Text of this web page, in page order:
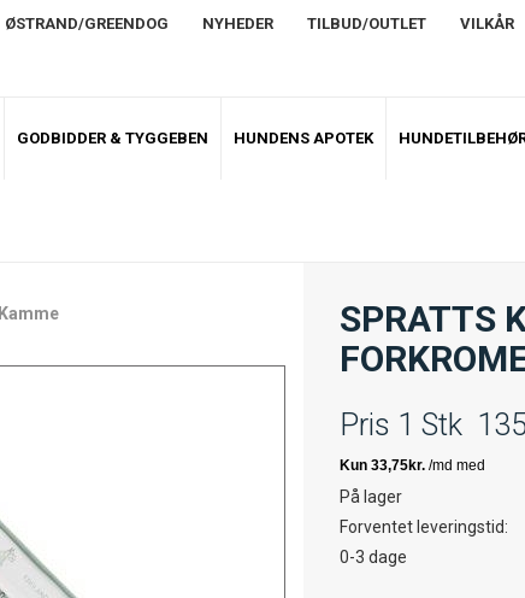
ØSTRAND/GREENDOG NYHEDER TILBUD/OUTLET VILKÅR
GODBIDDER & TYGGEBEN HUNDENS APOTEK
Kamme
SPRATTS
Pris 1 Stk
På lager
Forventet leveringstid:
0-3 dage